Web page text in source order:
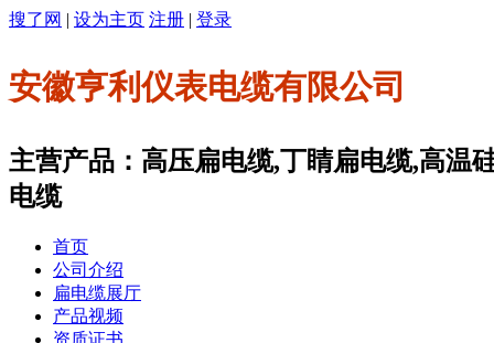
搜了网 | 设为主页 注册 | 登录
安徽亨利仪表电缆有限公司
主营产品：高压扁电缆,丁睛扁电缆,高温
电缆
首页
公司介绍
扁电缆展厅
产品视频
资质证书